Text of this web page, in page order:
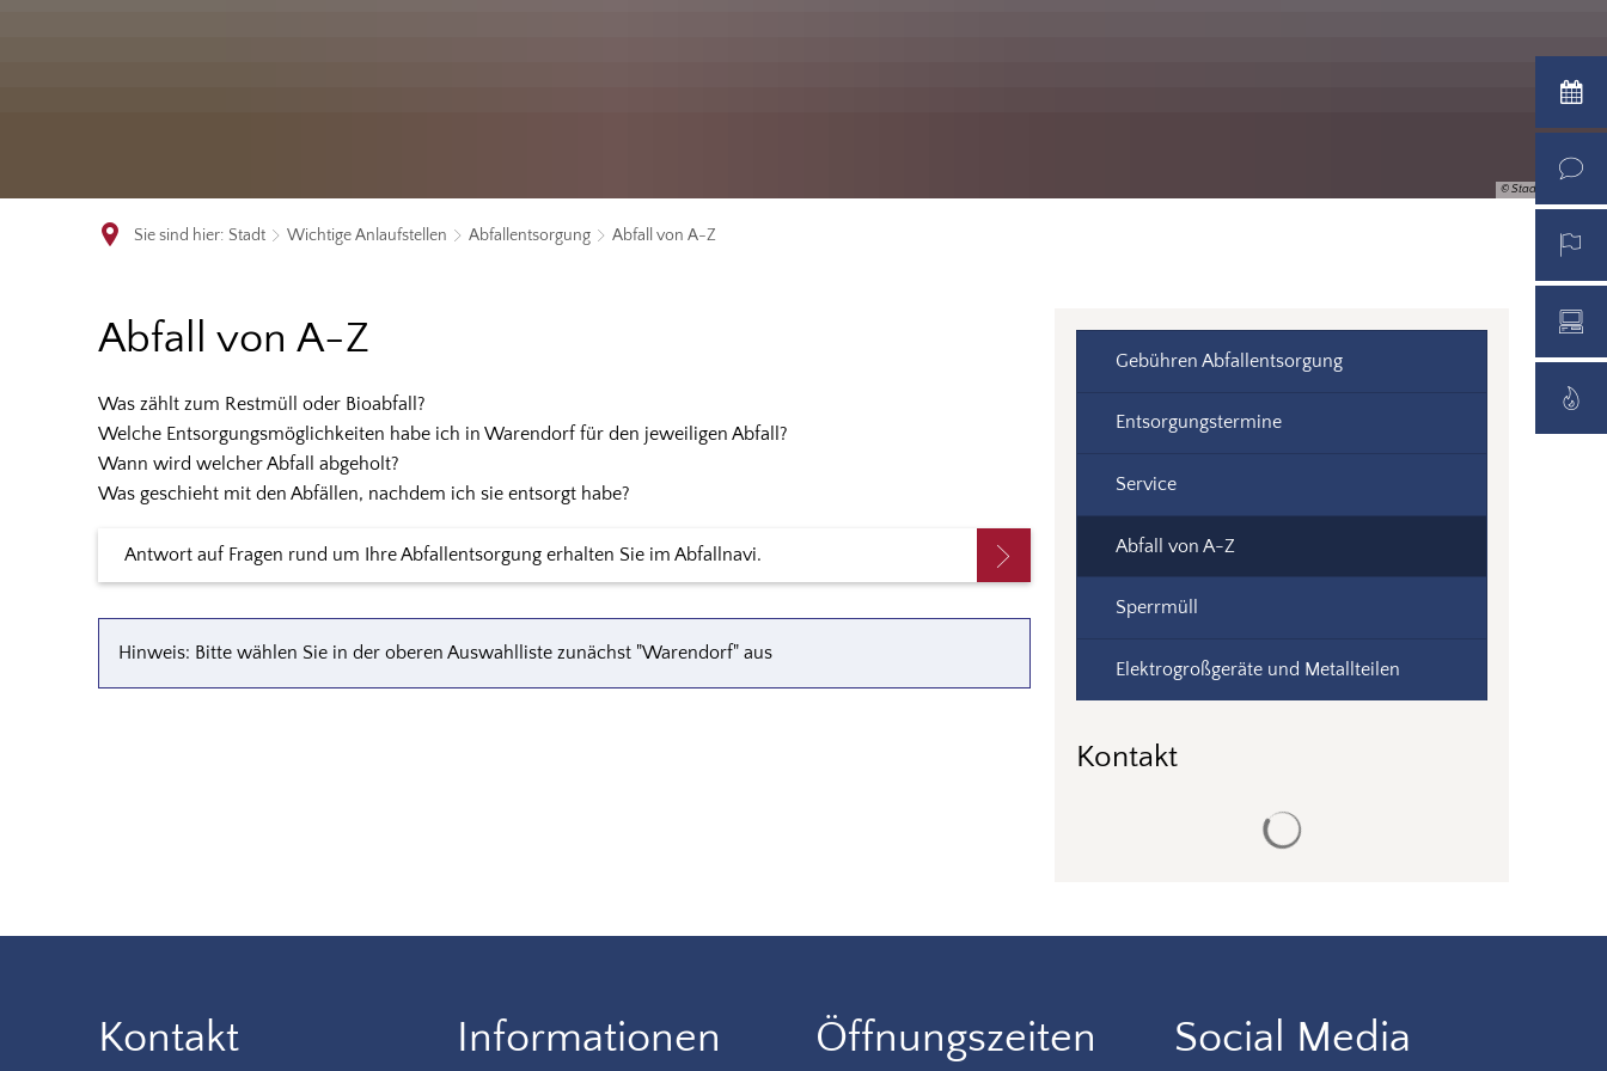
© Stadt Warendorf
Sie sind hier: Stadt Wichtige Anlaufstellen Abfallentsorgung Abfall von A-Z
AbfallAbfall von A-Z
Was zählt zum Restmüll oder Bioabfall?
Welche Entsorgungsmöglichkeiten habe ich in Warendorf für den jeweiligen Abfall?
Wann wird welcher Abfall abgeholt?
Was geschieht mit den Abfällen, nachdem ich sie entsorgt habe?
Antwort auf Fragen rund um Ihre Abfallentsorgung erhalten Sie im Abfallnavi.
Hinweis: Bitte wählen Sie in der oberen Auswahlliste zunächst "Warendorf" aus
Gebühren Abfallentsorgung
Entsorgungstermine
Service
Abfall von A-Z
Sperrmüll
Elektrogroßgeräte und Metallteilen
Kontakt
Kontakt Informationen Öffnungszeiten Social Media